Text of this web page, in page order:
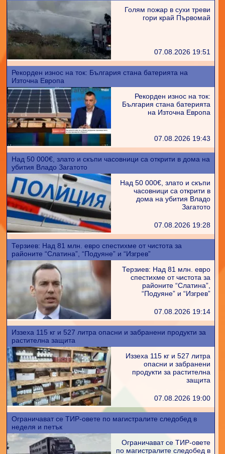
Голям пожар в сухи треви
гори край Първомай
07.08.2026 19:51
Рекорден износ на ток: България стана батерията на
Източна Европа
Рекорден износ на ток:
България стана батерията
на Източна Европа
07.08.2026 19:43
Над 50 000€, злато и скъпи часовници са открити в дома на
убития Владо Загатото
Над 50 000€, злато и скъпи
часовници са открити в
дома на убития Владо
Загатото
07.08.2026 19:28
Терзиев: Над 81 млн. евро спестихме от чистота за
районите “Слатина”, “Подуяне” и “Изгрев”
Терзиев: Над 81 млн. евро
спестихме от чистота за
районите “Слатина”,
“Подуяне” и “Изгрев”
07.08.2026 19:14
Иззеха 115 кг и 527 литра опасни и забранени продукти за
растителна защита
Иззеха 115 кг и 527 литра
опасни и забранени
продукти за растителна
защита
07.08.2026 19:00
Ограничават се ТИР-овете по магистралите следобед в
неделя и петък
Ограничават се ТИР-овете
по магистралите следобед в